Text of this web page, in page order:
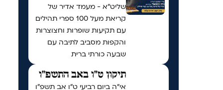
שליט״א - מעמד אדיר של
קריאת מעל 100 ספרי תהילים
עם תקיעות שופרות וחצוצרות
והקפות מסביב לתיבה עם
שבעה כורתי ברית
תיקון ט"ו באב התשפ"ו
אי"ה ביום רביעי ט״ו אב תשפ״ו